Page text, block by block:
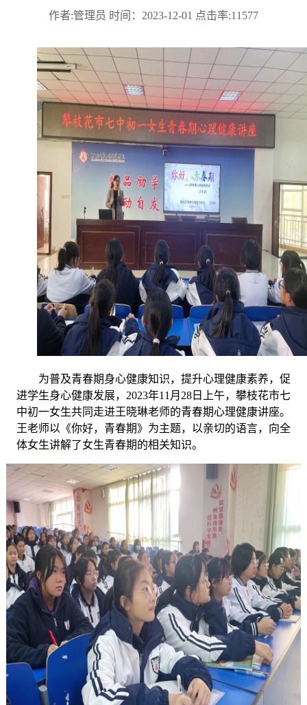
作者:管理员 时间：2023-12-01 点击率:11577
为普及青春期身心健康知识，提升心理健康素养，促
进学生身心健康发展， 2023年11 月 28日上午，攀枝花市七
中初一女生共同走进王晓琳老师的青春期心理健康讲座。
王老师以《你好，青春期》为主题，以亲切的语言，向全
体女生讲解了女生青春期的相关知识。